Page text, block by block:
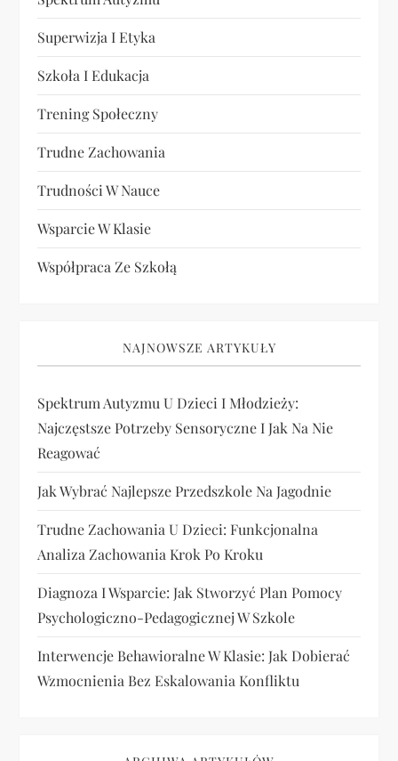
Superwizja I Etyka
Szkoła I Edukacja
Trening Społeczny
Trudne Zachowania
Trudności W Nauce
Wsparcie W Klasie
Współpraca Ze Szkołą
NAJNOWSZE ARTYKUŁY
Spektrum Autyzmu U Dzieci I Młodzieży:
Najczęstsze Potrzeby Sensoryczne I Jak Na Nie
Reagować
Jak Wybrać Najlepsze Przedszkole Na Jagodnie
Trudne Zachowania U Dzieci: Funkcjonalna
Analiza Zachowania Krok Po Kroku
Diagnoza I Wsparcie: Jak Stworzyć Plan Pomocy
Psychologiczno-Pedagogicznej W Szkole
Interwencje Behawioralne W Klasie: Jak Dobierać
Wzmocnienia Bez Eskalowania Konfliktu